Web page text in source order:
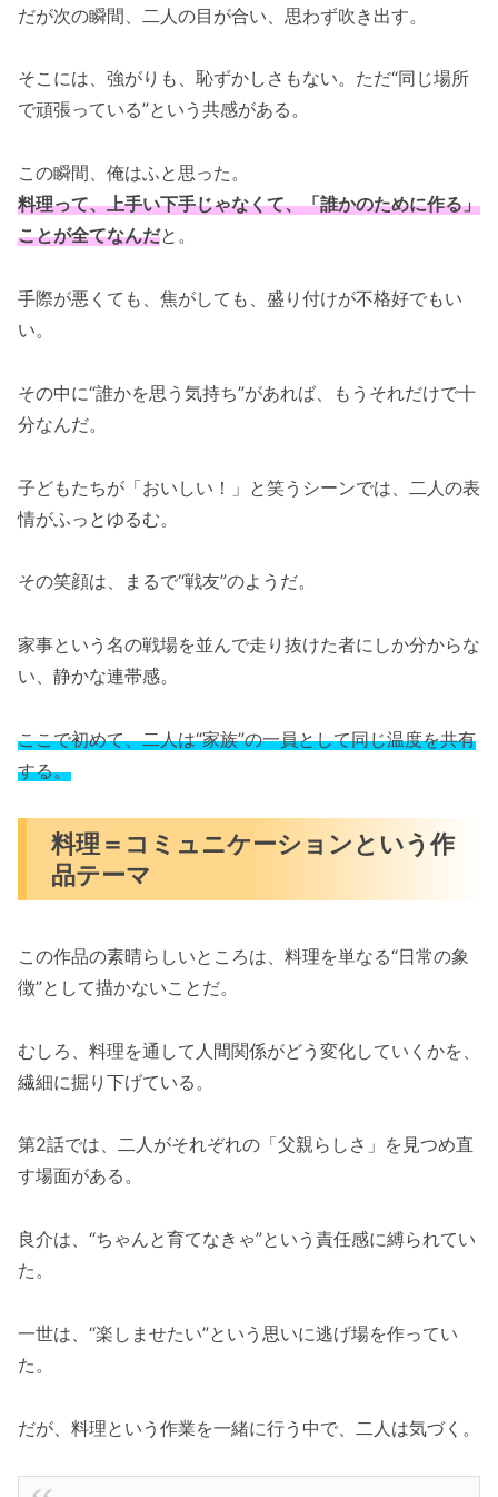
だが次の瞬間、二人の目が合い、思わず吹き出す。
そこには、強がりも、恥ずかしさもない。ただ“同じ場所
で頑張っている”という共感がある。
この瞬間、俺はふと思った。
料理って、上手い下手じゃなくて、「誰かのために作る」
ことが全てなんだと。
手際が悪くても、焦がしても、盛り付けが不格好でもい
い。
その中に“誰かを思う気持ち”があれば、もうそれだけで十
分なんだ。
子どもたちが「おいしい！」と笑うシーンでは、二人の表
情がふっとゆるむ。
その笑顔は、まるで“戦友”のようだ。
家事という名の戦場を並んで走り抜けた者にしか分からな
い、静かな連帯感。
ここで初めて、二人は“家族”の一員として同じ温度を共有
する。
料理＝コミュニケーションという作
品テーマ
この作品の素晴らしいところは、料理を単なる“日常の象
徴”として描かないことだ。
むしろ、料理を通して人間関係がどう変化していくかを、
繊細に掘り下げている。
第2話では、二人がそれぞれの「父親らしさ」を見つめ直
す場面がある。
良介は、“ちゃんと育てなきゃ”という責任感に縛られてい
た。
一世は、“楽しませたい”という思いに逃げ場を作ってい
た。
だが、料理という作業を一緒に行う中で、二人は気づく。